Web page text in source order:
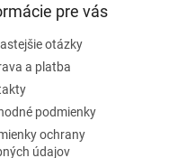
pre vás
otázky
a platba
podmienky
ochrany
údajov